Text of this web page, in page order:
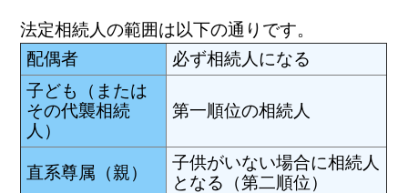
法定相続人の範囲は以下の通りです。
配偶者
必ず相続人になる
子ども（または
その代襲相続
人）
第一順位の相続人
直系尊属（親）
子供がいない場合に相続人
となる（第二順位）